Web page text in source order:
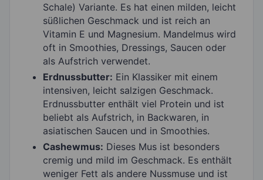
Schale) Variante. Es hat einen milden, leicht
süßlichen Geschmack und ist reich an
Vitamin E und Magnesium. Mandelmus wird
oft in Smoothies, Dressings, Saucen oder
als Aufstrich verwendet.
Erdnussbutter: Ein Klassiker mit einem
intensiven, leicht salzigen Geschmack.
Erdnussbutter enthält viel Protein und ist
beliebt als Aufstrich, in Backwaren, in
asiatischen Saucen und in Smoothies.
Cashewmus: Dieses Mus ist besonders
cremig und mild im Geschmack. Es enthält
weniger Fett als andere Nussmuse und ist